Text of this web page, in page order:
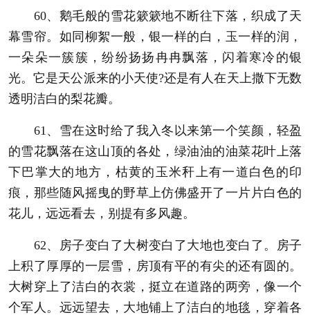
60、鹅毛般的雪花簌簌地不断往下落，织成了天
幕雪帘。如同柳絮一般，银一样的白，玉一样的润，
一朵朵一簇簇，纷纷扬扬冉冉飘落，闪着寒冷的银
光。它是天公派来的小天使?还是有人在天上撒下无数
透明洁白的梨花瓣。
61、雪在这时给了我入冬以来第一个笑颜，轻盈
的雪花飘落在这山顶的各处，绿油油的油菜花叶上落
下巴掌大的地方，枯黄的玉米秆上有一道白色的印
痕，那些随风摇曳的野草上仿佛盛开了一片片白色的
花儿，远远看去，别提有多风趣。
62、房子变白了大树变白了大地也变白了。房子
上积了厚厚的一层雪，房顶有平的有尖的还有圆的。
大树穿上了洁白的衣裳，挺立在道路的两旁，像一个
个军人。远远望去，大地铺上了洁白的地毯，穿着各